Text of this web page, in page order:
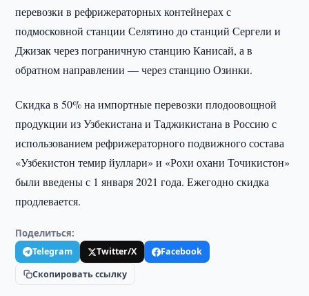
перевозки в рефрижераторных контейнерах с
подмосковной станции Селятино до станций Сергели и
Джизак через пограничную станцию Канисай, а в
обратном направлении — через станцию Озинки.
Скидка в 50% на импортные перевозки плодоовощной
продукции из Узбекистана и Таджикистана в Россию с
использованием рефрижераторного подвижного состава
«Узбекистон темир йуллари» и «Рохи охани Точикистон»
были введены с 1 января 2021 года. Ежегодно скидка
продлевается.
Поделиться:
Telegram Twitter/X
Facebook
Скопировать ссылку